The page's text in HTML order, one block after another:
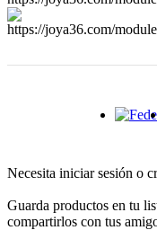
Necesita iniciar sesión o
Guarda productos en tu
compartirlos con tus